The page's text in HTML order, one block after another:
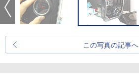
この写真の記事へ